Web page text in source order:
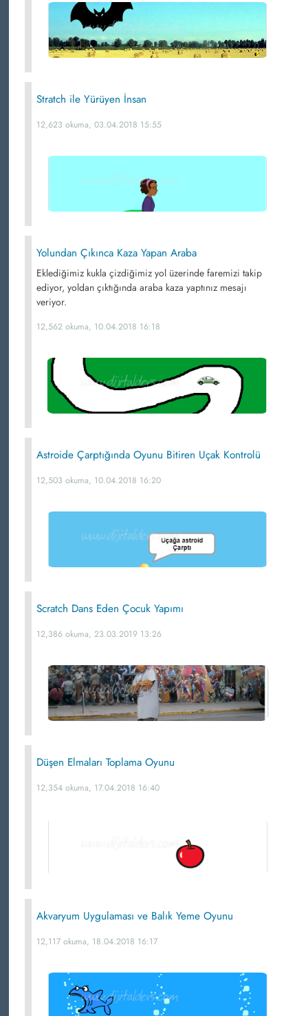
Stratch ile Yürüyen İnsan
12,623 okuma, 03.04.2018 15:55
Yolundan Çıkınca Kaza Yapan Araba
Eklediğimiz kukla çizdiğimiz yol üzerinde faremizi takip
ediyor, yoldan çıktığında araba kaza yaptınız mesajı
veriyor.
12,562 okuma, 10.04.2018 16:18
Astroide Çarptığında Oyunu Bitiren Uçak Kontrolü
12,503 okuma, 10.04.2018 16:20
Scratch Dans Eden Çocuk Yapımı
12,386 okuma, 23.03.2019 13:26
Düşen Elmaları Toplama Oyunu
12,354 okuma, 17.04.2018 16:40
Akvaryum Uygulaması ve Balık Yeme Oyunu
12,117 okuma, 18.04.2018 16:17